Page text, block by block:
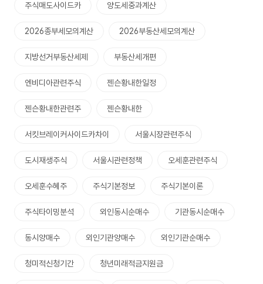
주식매도사이드카 양도세중과계산
2026종부세모의계산 2026부동산세모의계산
지방선거부동산세제 부동산세개편
엔비디아관련주식 젠슨황내한일정
젠슨황내한관련주 젠슨황내한
서킷브레이커사이드카차이 서울시장관련주식
도시재생주식 서울시관련정책 오세훈관련주식
오세훈수혜주 주식기본정보 주식기본이론
주식타이밍분석 외인동시순매수 기관동시순매수
동시양매수 외인기관양매수 외인기관순매수
청미적신청기간 청년미래적금지원금